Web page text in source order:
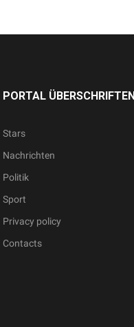
PORTAL ÜBERSCHRIFTEN
Stars
Nachrichten
Politik
Sport
Privacy policy
Contacts